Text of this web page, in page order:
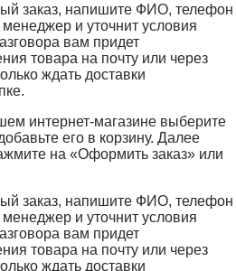
заказ, напишите ФИО, телефон
и уточнит условия
вам придет
товара на почту или через
ждать доставки
интернет-магазине выберите
его в корзину. Далее
на «Оформить заказ» или
заказ, напишите ФИО, телефон
и уточнит условия
вам придет
товара на почту или через
ждать доставки